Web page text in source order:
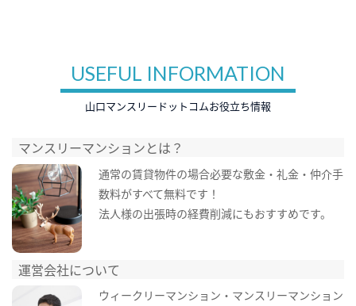
USEFUL INFORMATION
山口マンスリードットコムお役立ち情報
マンスリーマンションとは？
通常の賃貸物件の場合必要な敷金・礼金・仲介手
数料がすべて無料です！
法人様の出張時の経費削減にもおすすめです。
運営会社について
ウィークリーマンション・マンスリーマンション